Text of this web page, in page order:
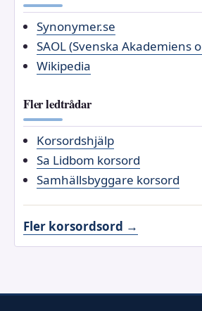
Synonymer.se
SAOL (Svenska Akademiens
Wikipedia
Fler ledtrådar
Korsordshjälp
Sa Lidbom korsord
Samhällsbyggare korsord
Fler korsordsord →